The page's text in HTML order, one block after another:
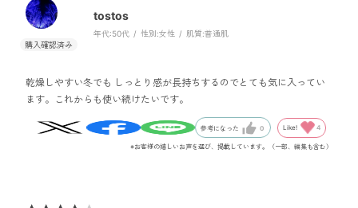
tostos
年代:50代 性別:女性 肌質:普通肌
乾燥しやすい冬でも しっとり感が長持ちするのでとても気に入ってい
ます。これからも使い続けたいです。
参考になった 0 Like! 4
※お客様の嬉しいお声を選び、掲載しています。（一部、編集も含む）